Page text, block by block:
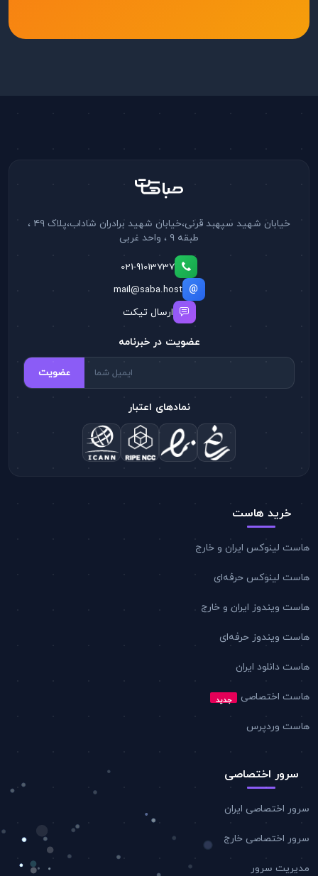
خرید هاست
هاست لینوکس ایران و خارج
هاست لینوکس حرفه‌ای
هاست ویندوز ایران و خارج
هاست ویندوز حرفه‌ای
هاست دانلود ایران
هاست اختصاصی جدید
هاست وردپرس
سرور اختصاصی
سرور اختصاصی ایران
سرور اختصاصی خارج
مدیریت سرور
خیابان شهید سپهبد قرنی،خیابان شهید برادران شاداب،پلاک ۴۹ ،
طبقه ۹ ، واحد غربی
021-91013737
mail@saba.host
ارسال تیکت
عضویت در خبرنامه
عضویت
نمادهای اعتبار